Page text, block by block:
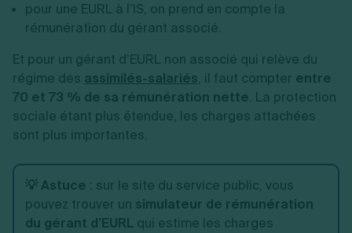
pour une EURL à l’IS, on prend en compte la
rémunération du gérant associé.
Et pour un gérant d’EURL non associé qui relève du
régime des assimilés-salariés, il faut compter entre
70 et 73 % de sa rémunération nette. La protection
sociale étant plus étendue, les charges attachées
sont plus importantes.
💡 Astuce : sur le site du service public, vous
pouvez trouver un simulateur de rémunération
du gérant d’EURL qui estime les charges